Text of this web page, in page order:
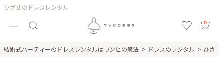
ひざ丈のドレスレンタル
0
結婚式パーティーのドレスレンタルはワンピの魔法 ドレスのレンタル ひざ